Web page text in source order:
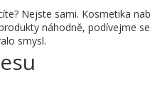
Nejste sami. Kosmetika
náhodně, podívejme
smysl.